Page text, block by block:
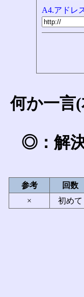
A4.アドレ
何か一言
◎：解
参考 回数
×
初めて